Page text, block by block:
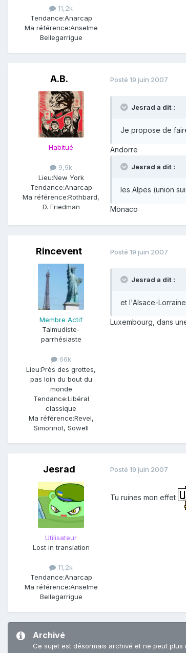
11,2k
Tendance:Anarcap
Ma référence:Anselme
Bellegarrigue
A.B.
Habitué
9,9k
Lieu:New York
Tendance:Anarcap
Ma référence:Rothbard,
D. Friedman
Posté 19 juin 2007
Jesrad a dit :
Je propose de
Andorre
Jesrad a dit :
les Alpes (union
Monaco
Rincevent
Membre Actif
Talmudiste-
parrhésiaste
66k
Lieu:Près des grottes,
pas loin du bout du
monde
Tendance:Libéral
classique
Ma référence:Revel,
Simonnot, Sowell
Posté 19 juin 2007
Jesrad a dit :
et l'Alsace-
Luxembourg, dans
Jesrad
Utilisateur
Lost in translation
11,2k
Tendance:Anarcap
Ma référence:Anselme
Bellegarrigue
Posté 19 juin 2007
Tu ruines mon effet
Archivé
Ce sujet est désormais archivé et ne peut